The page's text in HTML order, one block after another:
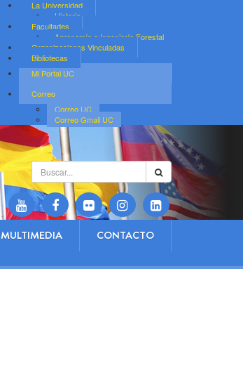
La Universidad
Historia
Facultades
Agronomía e Ingeniería Forestal
Organizaciones Vinculadas
Bibliotecas
Mi Portal UC
Correo
Correo UC
Correo Gmail UC
Buscar...
MULTIMEDIA CONTACTO